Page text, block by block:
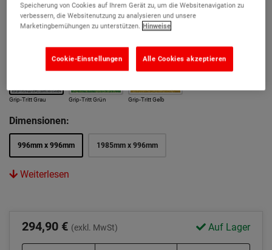
Leicht und einfach zu bewegen für Reinigungszwecke
Nass-PTV 65: Geringes Rutschrisiko
Grip-Tritt Grau Grip-Tritt Grün Grip-Tritt Gelb
Dimensionen:
996mm x 996mm 1985mm x 996mm
Weiterlesen
294,90 € (exkl. MwSt) Auf Lager
Speicherung von Cookies auf Ihrem Gerät zu, um die Websitenavigation zu
verbessern, die Websitenutzung zu analysieren und unsere
Marketingbemühungen zu unterstützen. Hinweise
Alle Cookies akzeptieren
Cookie-Einstellungen